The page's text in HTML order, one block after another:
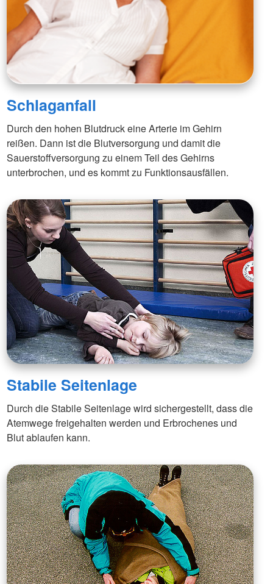
Schlaganfall
Durch den hohen Blutdruck eine Arterie im Gehirn
reißen. Dann ist die Blutversorgung und damit die
Sauerstoffversorgung zu einem Teil des Gehirns
unterbrochen, und es kommt zu Funktionsausfällen.
Stabile Seitenlage
Durch die Stabile Seitenlage wird sichergestellt, dass die
Atemwege freigehalten werden und Erbrochenes und
Blut ablaufen kann.